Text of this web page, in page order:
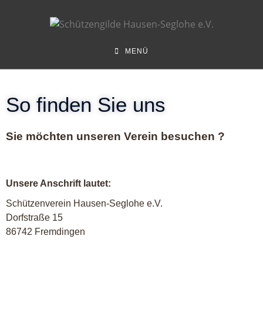
MENÜ
So finden Sie uns
Sie möchten unseren Verein besuchen ?
Unsere Anschrift lautet:
Schützenverein Hausen-Seglohe e.V.
Dorfstraße 15
86742 Fremdingen